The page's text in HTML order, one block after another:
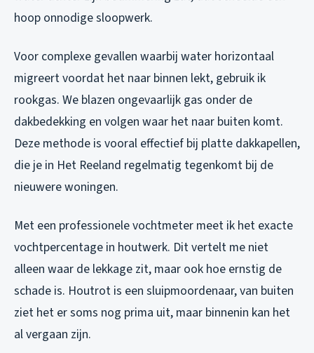
hoop onnodige sloopwerk.
Voor complexe gevallen waarbij water horizontaal
migreert voordat het naar binnen lekt, gebruik ik
rookgas. We blazen ongevaarlijk gas onder de
dakbedekking en volgen waar het naar buiten komt.
Deze methode is vooral effectief bij platte dakkapellen,
die je in Het Reeland regelmatig tegenkomt bij de
nieuwere woningen.
Met een professionele vochtmeter meet ik het exacte
vochtpercentage in houtwerk. Dit vertelt me niet
alleen waar de lekkage zit, maar ook hoe ernstig de
schade is. Houtrot is een sluipmoordenaar, van buiten
ziet het er soms nog prima uit, maar binnenin kan het
al vergaan zijn.